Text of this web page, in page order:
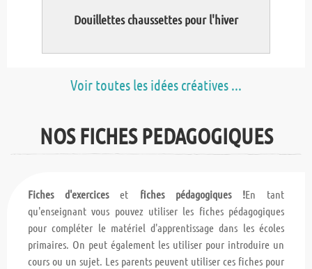
Douillettes chaussettes pour l'hiver
Voir toutes les idées créatives ...
NOS FICHES PEDAGOGIQUES
Fiches d'exerciceset fiches pédagogiques !En tant
qu'enseignant vous pouvez utiliser les fiches pédagogiques
pour compléter le matériel d'apprentissage dans les écoles
primaires. On peut également les utiliser pour introduire un
cours ou un sujet. Les parents peuvent utiliser ces fiches pour